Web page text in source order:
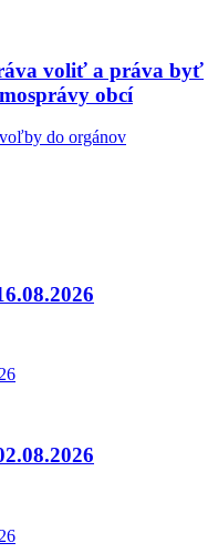
voliť a práva byť
obcí
do orgánov